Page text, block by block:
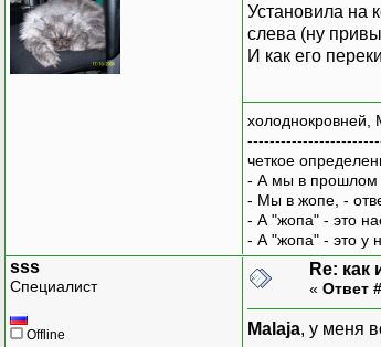
Установила на
слева (ну
И как его
холоднокровней,
четкое
- А мы в прошлом
- Мы в жопе, -
- А "жопа" - это
- А "жопа" - это у
sss
Специалист
Offline
Re:
« Ответ
Malaja, у меня